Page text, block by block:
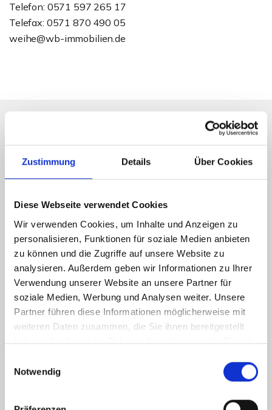
Zustimmung Details Über Cookies
Diese Webseite verwendet Cookies
Wir verwenden Cookies, um Inhalte und Anzeigen zu
personalisieren, Funktionen für soziale Medien anbieten
zu können und die Zugriffe auf unsere Website zu
analysieren. Außerdem geben wir Informationen zu Ihrer
Verwendung unserer Website an unsere Partner für
soziale Medien, Werbung und Analysen weiter. Unsere
Partner führen diese Informationen möglicherweise mit
weiteren Daten zusammen, die Sie ihnen bereitgestellt
haben oder die sie im Rahmen Ihrer Nutzung der Dienste
Notwendig
Telefon: 0571 597 265 17
Telefax: 0571 870 490 05
weihe@wb-immobilien.de
Energieausweis (Verbrauchsausweis)
153,67 kWh / (m²*a)
Energieverbrauchskennwert
Weitere Informationen
Wesentlicher Energieträger
Gas
Energieausweis Ausstelldatum
2025-01-14
Energieausweis gültig bis
Energieausweis Werteklasse